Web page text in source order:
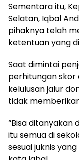
Sementara itu,
Selatan, Iqbal
pihaknya telah
ketentuan yang
Saat dimintai
perhitungan skor
kelulusan jalur
tidak
“Bisa ditanyakan
itu semua di
sesuai juknis